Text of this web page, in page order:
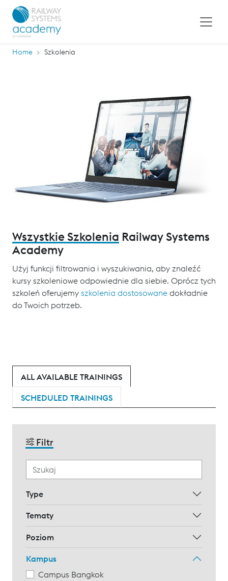
Home Szkolenia
Wszystkie Szkolenia Railway Systems
Academy
Użyj funkcji filtrowania i wyszukiwania, aby znaleźć
kursy szkoleniowe odpowiednie dla siebie. Oprócz tych
szkoleń oferujemy szkolenia dostosowane dokładnie
do Twoich potrzeb.
ALL AVAILABLE TRAININGS
SCHEDULED TRAININGS
Filtr
Type
Tematy
Poziom
Kampus
Campus Bangkok